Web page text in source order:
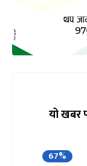
यो खबर
67%